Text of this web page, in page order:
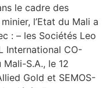
le cadre des
l’Etat du Mali a
: – les Sociétés Leo
International CO-
S.A., le 12
Gold et SEMOS-